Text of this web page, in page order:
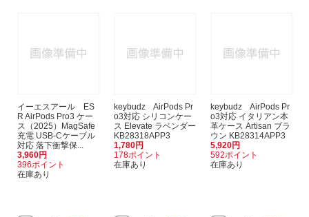
イーエスアール ES
R AirPods Pro3 ケー
ス（2025）MagSafe
充電 USB-Cケーブル
対応 落下衝撃保...
3,960円
396ポイント
在庫あり
keybudz AirPods Pr
o3対応 シリコンケー
ス Elevate ラベンダー
KB28318APP3
1,780円
178ポイント
在庫あり
keybudz AirPods Pr
o3対応 イタリアン本
革ケース Artisan ブラ
ウン KB28314APP3
5,920円
592ポイント
在庫あり